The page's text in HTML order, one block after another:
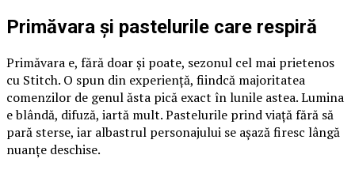
Primăvara și pastelurile care respiră
Primăvara e, fără doar și poate, sezonul cel mai prietenos
cu Stitch. O spun din experiență, fiindcă majoritatea
comenzilor de genul ăsta pică exact în lunile astea. Lumina
e blândă, difuză, iartă mult. Pastelurile prind viață fără să
pară sterse, iar albastrul personajului se așază firesc lângă
nuanțe deschise.